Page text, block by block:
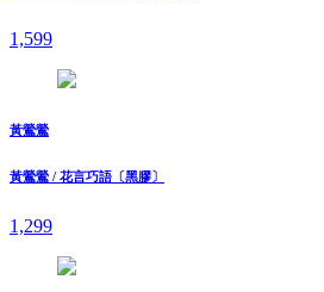
1,599
黃鶯鶯
黃鶯鶯 / 花言巧語〔黑膠〕
1,299